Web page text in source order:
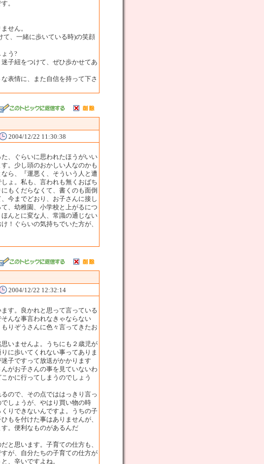
。
せん。
て、一緒に歩いている時)の笑顔
う?
子紐をつけて、ぜひ歩かせてあ
表情に、また自信を持って下さ
2004/12/22 11:30:38
、ぐらいに思われたほうがいい
。少し頭のおかしい人なのかも
ら、『運悪く、そういう人と遭
ょ。私も、言われも無くおばち
もくだらなくて、書くのも面倒
今までどおり、お子さんに接し
、幼稚園、小学校と上がるにつ
んとに変な人、常識の通じない
！ぐらいの気持ちでいた方が、
2004/12/22 12:32:14
す。良かれと思って言っている
んな事言われなきゃならない
りぞうさんに色々言ってきたお
いませんよ。うちにも２歳児が
に歩いてくれない事ってありま
子ですって放送がかかります
がお子さんの事を見ていないわ
かに行ってしまうのでしょう
ので、その点でははっきり言っ
しょうが、やはり買い物の時
りできないんですよ。うちの子
もを付けた事はありませんが、
。便利なものがあるんだ
と思います。子育ての仕方も、
が、自分たちの子育ての仕方が
、辛いですよね。